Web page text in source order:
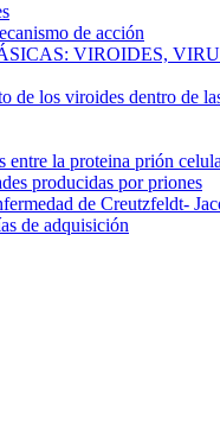
de acción
VIROIDES,
de los viroides dentro de
entre la proteina prión
producidas por priones
de Creutzfeldt-
de adquisición